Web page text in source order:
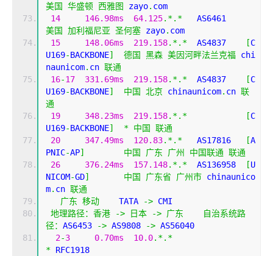
美国
华盛顿 西雅图 zayo. com
14
146.98ms 64.125.*.*
美国
加利福尼亚 圣何塞 zayo. com
15
148.06ms 219.158.*.*
  AS4837
[C
U169-BACKBONE] 德国 黑森 美因河畔法兰克福 chi
naunicom. cn 联通
16-17 331.69ms 219.158.*.*
  AS4837
[C
U169-BACKBONE] 中国 北京 chinaunicom. cn 联
通
19
348.23ms 219.158.*.* [C
U169-BACKBONE] * 中国
联通
20
347.49ms 120.83.*.*
   AS17816
[A
PNIC-AP] 中国 广东 广州 中国联通 联通
26
376.24ms 157.148.*.*
  AS136958
[U
NICOM-GD] 中国 广东省 广州市 chinaunico
m. cn 联通
广东 移动
    TATA
-> CMI
地理路径：香港
-> 日本 -> 广东
自治系统路
径： AS6453 -> AS9808 -> AS56040
2-3 0.70ms 10.0.*.*
* RFC1918